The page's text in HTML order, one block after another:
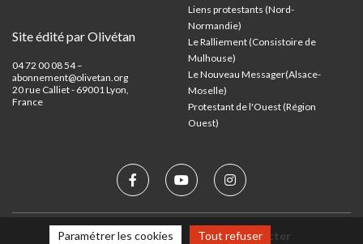
Site édité par Olivétan
04 72 00 08 54 –
abonnement@olivetan.org
20 rue Calliet - 69001 Lyon,
France
Liens protestants (Nord-
Normandie)
Le Ralliement (Consistoire de
Mulhouse)
Le Nouveau Messager(Alsace-
Moselle)
Protestant de l'Ouest (Région
Ouest)
Mentions légales Nous contacter
Paramétrer les cookies Tout refuser